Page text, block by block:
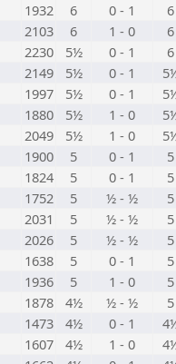
1932 6 0 - 1
6
2103 6 1 - 0
6
2230 5½ 0 - 1
6
2149 5½ 0 - 1
1997 5½ 0 - 1
1880 5½ 1 - 0
2049 5½ 1 - 0
1900 5 0 - 1
5
1824 5 0 - 1
5
1752 5 ½ - ½
5
2031 5 ½ - ½
5
2026 5 ½ - ½
5
1638 5 0 - 1
5
1936 5 1 - 0
5
1878 4½ ½ - ½
5
1473 4½ 0 - 1
1607 4½ 1 - 0